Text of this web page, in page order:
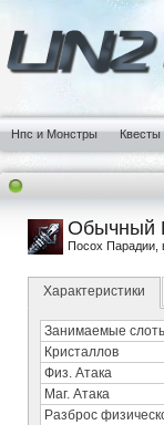
Нпс и Монстры Квесты
Обычный
Посох Парадии,
Характеристики
Занимаемые
Кристаллов
Физ. Атака
Маг. Атака
Разброс